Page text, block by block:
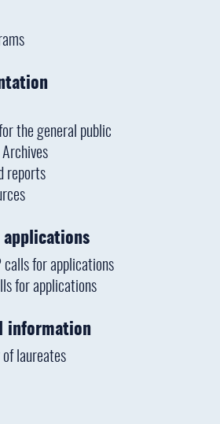
the general public
reports
applications
calls for applications
for applications
information
laureates